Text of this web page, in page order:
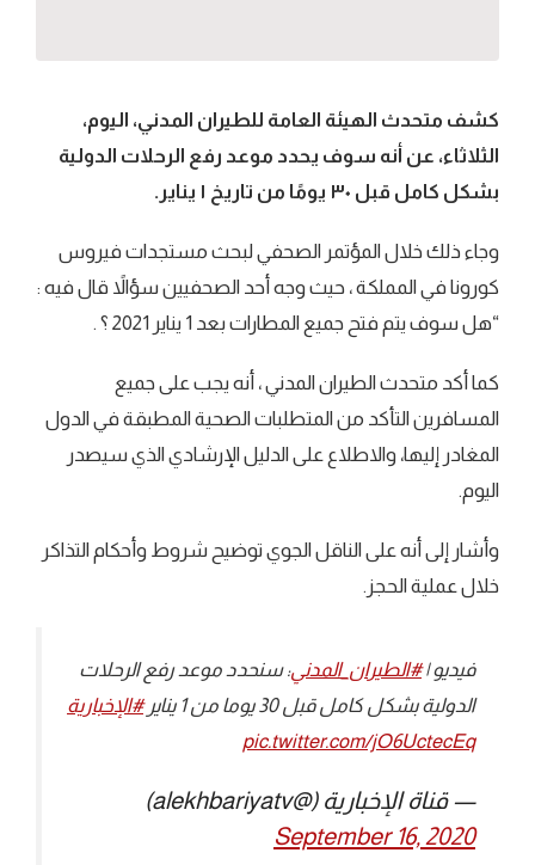
كشف متحدث الهيئة العامة للطيران المدني، اليوم،
الثلاثاء، عن أنه سوف يحدد موعد رفع الرحلات الدولية
بشكل كامل قبل ٣٠ يومًا من تاريخ ١ يناير.
وجاء ذلك خلال المؤتمر الصحفي لبحث مستجدات فيروس
كورونا في المملكة ، حيث وجه أحد الصحفيين سؤالاً قال فيه :
“هل سوف يتم فتح جميع المطارات بعد 1 يناير 2021 ؟ .
كما أكد متحدث الطيران المدني ، أنه يجب على جميع
المسافرين التأكد من المتطلبات الصحية المطبقة في الدول
المغادر إليها، والاطلاع على الدليل الإرشادي الذي سيصدر
اليوم.
وأشار إلى أنه على الناقل الجوي توضيح شروط وأحكام التذاكر
خلال عملية الحجز.
فيديو |#الطيران_المدني: سنحدد موعد رفع الرحلات
الدولية بشكل كامل قبل 30 يوما من 1 يناير
#الإخبارية
pic.twitter.com/jO6UctecEq
— قناة الإخبارية (@alekhbariyatv)
September 16, 2020